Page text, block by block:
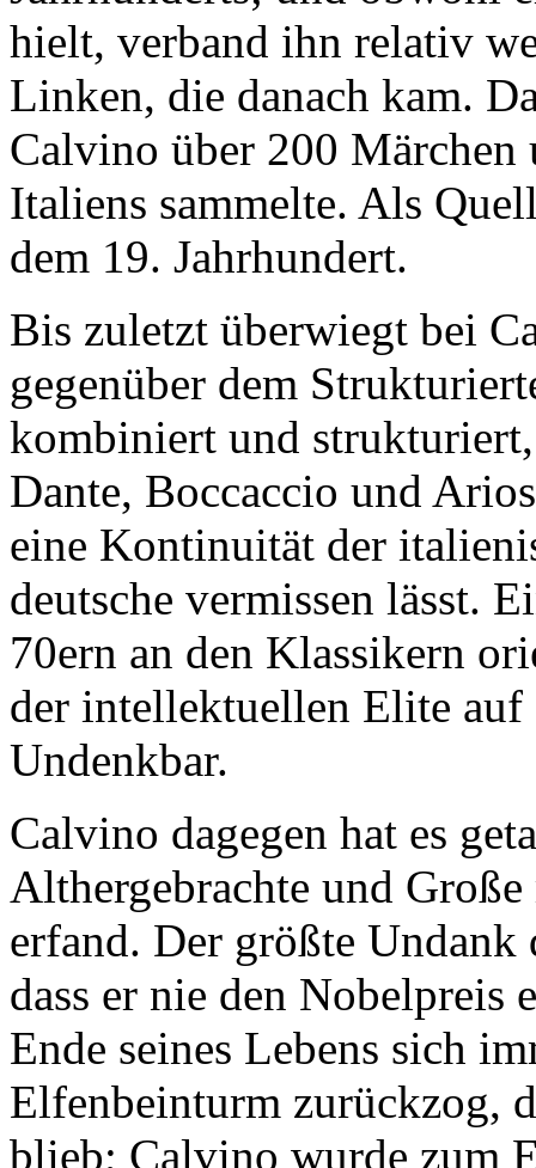
hielt, verband ihn relativ
Linken, die danach kam.
Calvino über 200 Märchen
Italiens sammelte. Als
dem 19. Jahrhundert.
Bis zuletzt überwiegt bei
gegenüber dem
kombiniert und
Dante, Boccaccio und
eine Kontinuität der
deutsche vermissen lässt.
70ern an den Klassikern
der intellektuellen Elite auf
Undenkbar.
Calvino dagegen hat es
Althergebrachte und
erfand. Der größte
dass er nie den
Ende seines Lebens sich
Elfenbeinturm zurückzog,
blieb; Calvino wurde zum